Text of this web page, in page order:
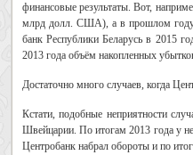
финансовые результаты. Вот,
млрд долл. США), а в прошлом году
банк Республики Беларусь в 2015
2013 года объём накопленных
Достаточно много случаев, когда
Кстати, подобные неприятности
Швейцарии. По итогам 2013 года у
Центробанк набрал обороты и по